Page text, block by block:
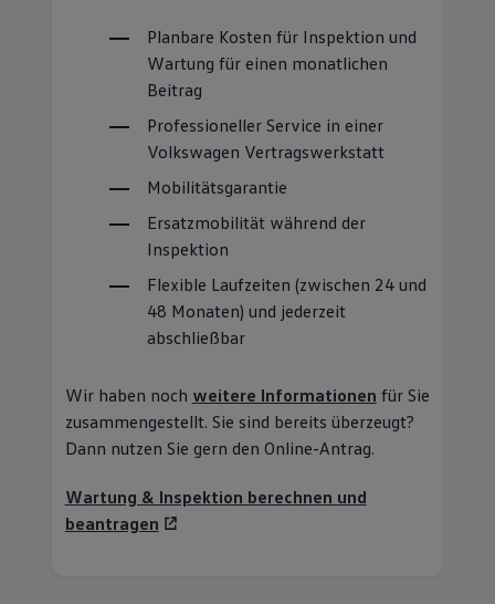
Planbare Kosten für Inspektion und
Wartung für einen monatlichen
Beitrag
Professioneller Service in einer
Volkswagen Vertragswerkstatt
Mobilitätsgarantie
Ersatzmobilität während der
Inspektion
Flexible Laufzeiten (zwischen 24 und
48 Monaten) und jederzeit
abschließbar
Wir haben noch weitere Informationen für Sie
zusammengestellt. Sie sind bereits überzeugt?
Dann nutzen Sie gern den Online-Antrag.
Wartung & Inspektion berechnen und
beantragen